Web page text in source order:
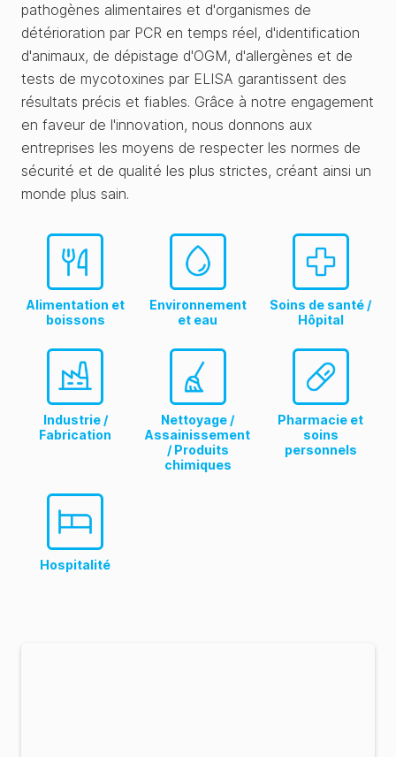
pathogènes alimentaires et d'organismes de
détérioration par PCR en temps réel, d'identification
d'animaux, de dépistage d'OGM, d'allergènes et de
tests de mycotoxines par ELISA garantissent des
résultats précis et fiables. Grâce à notre engagement
en faveur de l'innovation, nous donnons aux
entreprises les moyens de respecter les normes de
sécurité et de qualité les plus strictes, créant ainsi un
monde plus sain.
Alimentation et
boissons
Environnement
et eau
Soins de santé /
Hôpital
Industrie /
Fabrication
Nettoyage /
Assainissement
/ Produits
chimiques
Pharmacie et
soins
personnels
Hospitalité